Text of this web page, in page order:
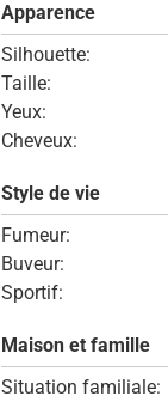
Apparence
Silhouette:
Taille:
Yeux:
Cheveux:
Style de vie
Fumeur:
Buveur:
Sportif:
Maison et famille
Situation familiale: